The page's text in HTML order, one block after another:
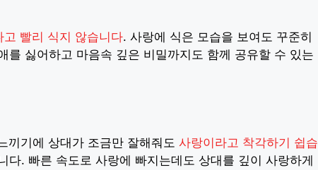
빨리 식지 않습니다. 사랑에 식은 모습을 보여도 꾸준히
를 싫어하고 마음속 깊은 비밀까지도 함께 공유할 수 있는
끼기에 상대가 조금만 잘해줘도 사랑이라고 착각하기 쉽습
다. 빠른 속도로 사랑에 빠지는데도 상대를 깊이 사랑하게